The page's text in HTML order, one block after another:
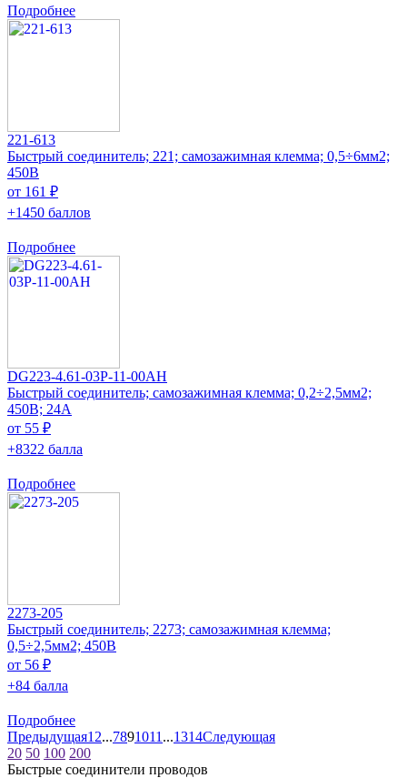
Подробнее
221-613
Быстрый соединитель; 221; самозажимная клемма; 0,5÷6мм2;
450В
от 161 ₽
+1450 баллов
Подробнее
DG223-4.61-03P-11-00AH
Быстрый соединитель; самозажимная клемма; 0,2÷2,5мм2;
450В; 24А
от 55 ₽
+8322 балла
Подробнее
2273-205
Быстрый соединитель; 2273; самозажимная клемма;
0,5÷2,5мм2; 450В
от 56 ₽
+84 балла
Подробнее
Предыдущая1 2...7891011 ...1314Следующая
20 50 100 200
Быстрые соединители проводов